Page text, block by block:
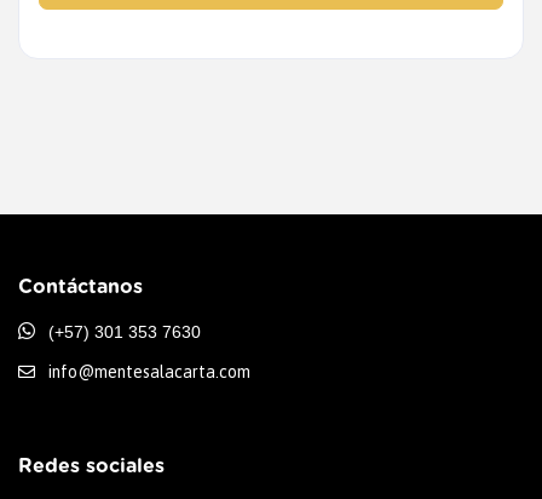
Contáctanos
(+57) 301 353 7630
info@mentesalacarta.com
Redes sociales